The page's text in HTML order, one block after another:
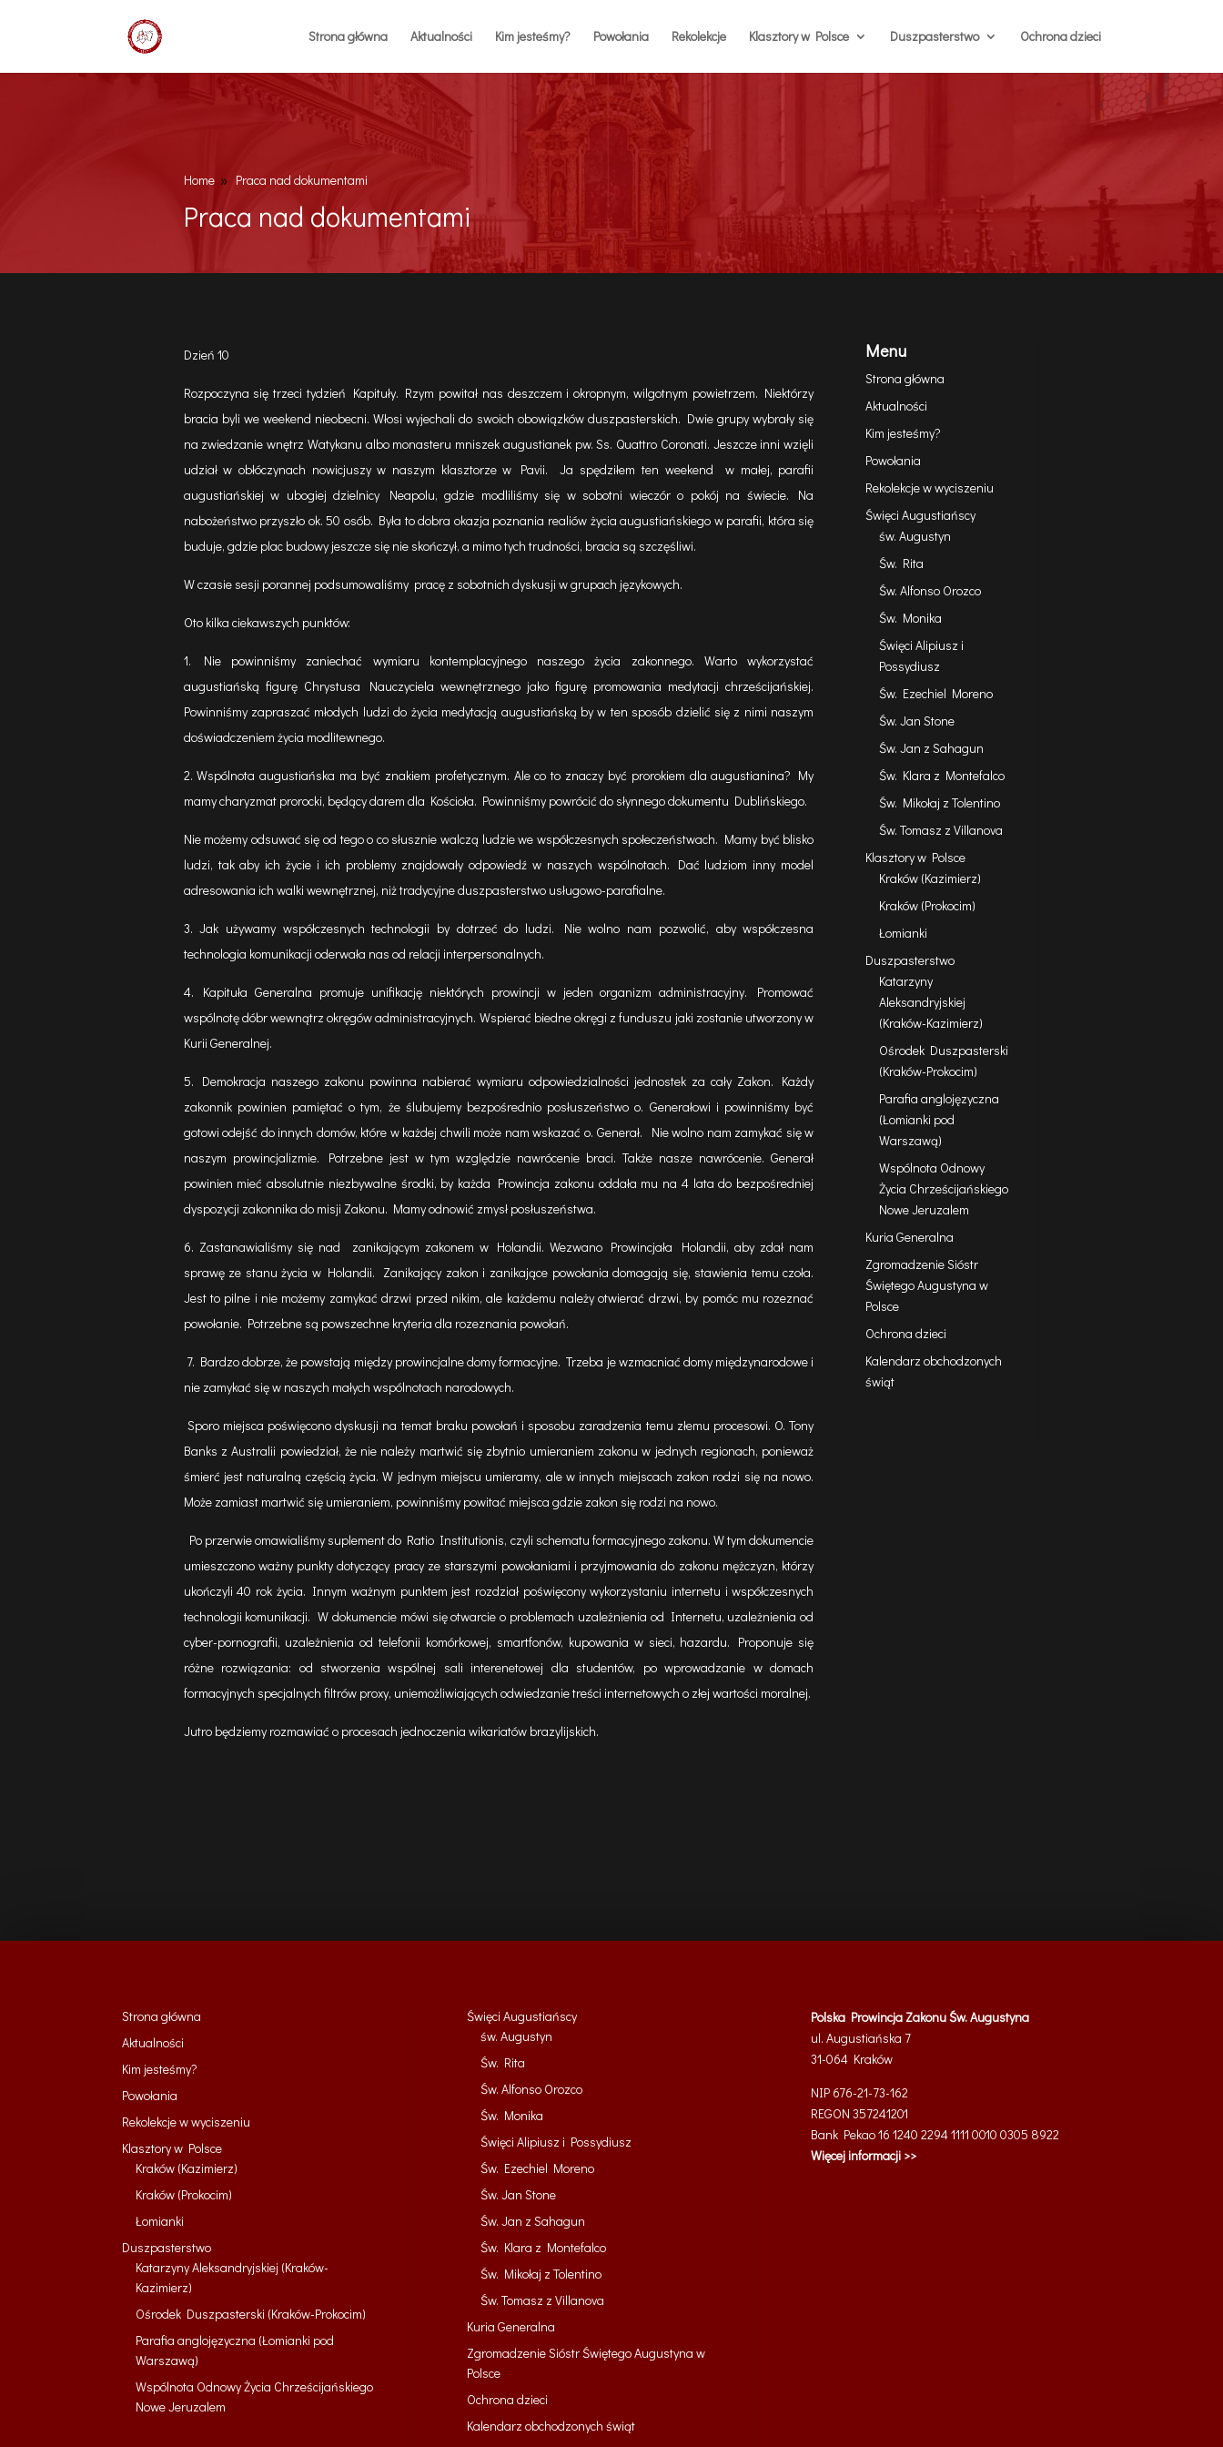
Strona główna Aktualności Kim jesteśmy? Powołania Rekolekcje Klasztory w Polsce Duszpasterstwo Ochrona dzieci
Home 9 Praca nad dokumentami
Praca nad dokumentami
Dzień 10
Rozpoczyna się trzeci tydzień Kapituły. Rzym powitał nas deszczem i okropnym, wilgotnym powietrzem. Niektórzy
bracia byli we weekend nieobecni. Włosi wyjechali do swoich obowiązków duszpasterskich. Dwie grupy wybrały się
na zwiedzanie wnętrz Watykanu albo monasteru mniszek augustianek pw. Ss. Quattro Coronati. Jeszcze inni wzięli
udział w obłóczynach nowicjuszy w naszym klasztorze w Pavii. Ja spędziłem ten weekend w małej, parafii
augustiańskiej w ubogiej dzielnicy Neapolu, gdzie modliliśmy się w sobotni wieczór o pokój na świecie. Na
nabożeństwo przyszło ok. 50 osób. Była to dobra okazja poznania realiów życia augustiańskiego w parafii, która się
buduje, gdzie plac budowy jeszcze się nie skończył, a mimo tych trudności, bracia są szczęśliwi.
W czasie sesji porannej podsumowaliśmy pracę z sobotnich dyskusji w grupach językowych.
Oto kilka ciekawszych punktów:
1. Nie powinniśmy zaniechać wymiaru kontemplacyjnego naszego życia zakonnego. Warto wykorzystać
augustiańską figurę Chrystusa Nauczyciela wewnętrznego jako figurę promowania medytacji chrześcijańskiej.
Powinniśmy zapraszać młodych ludzi do życia medytacją augustiańską by w ten sposób dzielić się z nimi naszym
doświadczeniem życia modlitewnego.
2. Wspólnota augustiańska ma być znakiem profetycznym. Ale co to znaczy być prorokiem dla augustianina? My
mamy charyzmat prorocki, będący darem dla Kościoła. Powinniśmy powrócić do słynnego dokumentu Dublińskiego.
Nie możemy odsuwać się od tego o co słusznie walczą ludzie we współczesnych społeczeństwach. Mamy być blisko
ludzi, tak aby ich życie i ich problemy znajdowały odpowiedź w naszych wspólnotach. Dać ludziom inny model
adresowania ich walki wewnętrznej, niż tradycyjne duszpasterstwo usługowo-parafialne.
3. Jak używamy współczesnych technologii by dotrzeć do ludzi. Nie wolno nam pozwolić, aby współczesna
technologia komunikacji oderwała nas od relacji interpersonalnych.
4. Kapituła Generalna promuje unifikację niektórych prowincji w jeden organizm administracyjny. Promować
wspólnotę dóbr wewnątrz okręgów administracyjnych. Wspierać biedne okręgi z funduszu jaki zostanie utworzony w
Kurii Generalnej.
5. Demokracja naszego zakonu powinna nabierać wymiaru odpowiedzialności jednostek za cały Zakon. Każdy
zakonnik powinien pamiętać o tym, że ślubujemy bezpośrednio posłuszeństwo o. Generałowi i powinniśmy być
gotowi odejść do innych domów, które w każdej chwili może nam wskazać o. Generał. Nie wolno nam zamykać się w
naszym prowincjalizmie. Potrzebne jest w tym względzie nawrócenie braci. Także nasze nawrócenie. Generał
powinien mieć absolutnie niezbywalne środki, by każda Prowincja zakonu oddała mu na 4 lata do bezpośredniej
dyspozycji zakonnika do misji Zakonu. Mamy odnowić zmysł posłuszeństwa.
6. Zastanawialiśmy się nad zanikającym zakonem w Holandii. Wezwano Prowincjała Holandii, aby zdał nam
sprawę ze stanu życia w Holandii. Zanikający zakon i zanikające powołania domagają się, stawienia temu czoła.
Jest to pilne i nie możemy zamykać drzwi przed nikim, ale każdemu należy otwierać drzwi, by pomóc mu rozeznać
powołanie. Potrzebne są powszechne kryteria dla rozeznania powołań.
7. Bardzo dobrze, że powstają między prowincjalne domy formacyjne. Trzeba je wzmacniać domy międzynarodowe i
nie zamykać się w naszych małych wspólnotach narodowych.
Sporo miejsca poświęcono dyskusji na temat braku powołań i sposobu zaradzenia temu złemu procesowi. O. Tony
Banks z Australii powiedział, że nie należy martwić się zbytnio umieraniem zakonu w jednych regionach, ponieważ
śmierć jest naturalną częścią życia. W jednym miejscu umieramy, ale w innych miejscach zakon rodzi się na nowo.
Może zamiast martwić się umieraniem, powinniśmy powitać miejsca gdzie zakon się rodzi na nowo.
Po przerwie omawialiśmy suplement do Ratio Institutionis, czyli schematu formacyjnego zakonu. W tym dokumencie
umieszczono ważny punkty dotyczący pracy ze starszymi powołaniami i przyjmowania do zakonu mężczyzn, którzy
ukończyli 40 rok życia. Innym ważnym punktem jest rozdział poświęcony wykorzystaniu internetu i współczesnych
technologii komunikacji. W dokumencie mówi się otwarcie o problemach uzależnienia od Internetu, uzależnienia od
cyber-pornografii, uzależnienia od telefonii komórkowej, smartfonów, kupowania w sieci, hazardu. Proponuje się
różne rozwiązania: od stworzenia wspólnej sali interenetowej dla studentów, po wprowadzanie w domach
formacyjnych specjalnych filtrów proxy, uniemożliwiających odwiedzanie treści internetowych o złej wartości moralnej.
Jutro będziemy rozmawiać o procesach jednoczenia wikariatów brazylijskich.
Menu
Strona główna
Aktualności
Kim jesteśmy?
Powołania
Rekolekcje w wyciszeniu
Święci Augustiańscy
św. Augustyn
Św. Rita
Św. Alfonso Orozco
Św. Monika
Święci Alipiusz i
Possydiusz
Św. Ezechiel Moreno
Św. Jan Stone
Św. Jan z Sahagun
Św. Klara z Montefalco
Św. Mikołaj z Tolentino
Św. Tomasz z Villanova
Klasztory w Polsce
Kraków (Kazimierz)
Kraków (Prokocim)
Łomianki
Duszpasterstwo
Katarzyny
Aleksandryjskiej
(Kraków-Kazimierz)
Ośrodek Duszpasterski
(Kraków-Prokocim)
Parafia anglojęzyczna
(Łomianki pod
Warszawą)
Wspólnota Odnowy
Życia Chrześcijańskiego
Nowe Jeruzalem
Kuria Generalna
Zgromadzenie Sióstr
Świętego Augustyna w
Polsce
Ochrona dzieci
Kalendarz obchodzonych
świąt
Strona główna
Aktualności
Kim jesteśmy?
Powołania
Rekolekcje w wyciszeniu
Klasztory w Polsce
Kraków (Kazimierz)
Kraków (Prokocim)
Łomianki
Duszpasterstwo
Katarzyny Aleksandryjskiej (Kraków-
Kazimierz)
Ośrodek Duszpasterski (Kraków-Prokocim)
Parafia anglojęzyczna (Łomianki pod
Warszawą)
Wspólnota Odnowy Życia Chrześcijańskiego
Nowe Jeruzalem
Święci Augustiańscy
św. Augustyn
Św. Rita
Św. Alfonso Orozco
Św. Monika
Święci Alipiusz i Possydiusz
Św. Ezechiel Moreno
Św. Jan Stone
Św. Jan z Sahagun
Św. Klara z Montefalco
Św. Mikołaj z Tolentino
Św. Tomasz z Villanova
Kuria Generalna
Zgromadzenie Sióstr Świętego Augustyna w
Polsce
Ochrona dzieci
Kalendarz obchodzonych świąt
Polska Prowincja Zakonu Św. Augustyna
ul. Augustiańska 7
31-064Kraków
NIP 676-21-73-162
REGON 357241201
Bank Pekao 16 1240 2294 1111 0010 0305 8922
Więcej informacji >>